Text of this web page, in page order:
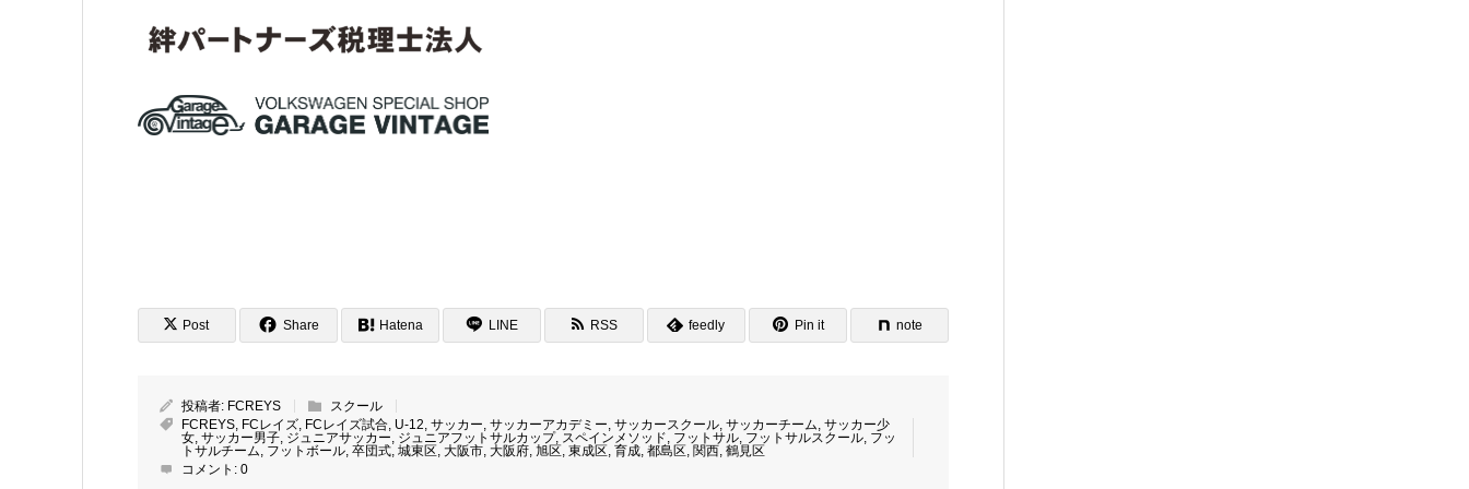
Post Share Hatena LINE RSS feedly Pin it note
投稿者: FCREYS
スクール
FCREYS, FCレイズ, FCレイズ試合, U-12, サッカー, サッカーアカデミー, サッカースクール, サッカーチーム, サッカー少
女, サッカー男子, ジュニアサッカー, ジュニアフットサルカップ, スペインメソッド, フットサル, フットサルスクール, フッ
トサルチーム, フットボール, 卒団式, 城東区, 大阪市, 大阪府, 旭区, 東成区, 育成, 都島区, 関西, 鶴見区
コメント: 0